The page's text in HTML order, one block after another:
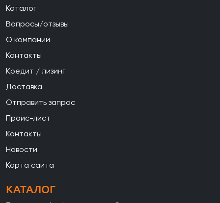
Каталог
Вопросы/отзывы
О компании
Контакты
Кредит / лизинг
Доставка
Отправить запрос
Прайс-лист
Контакты
Новости
Карта сайта
КАТАЛОГ